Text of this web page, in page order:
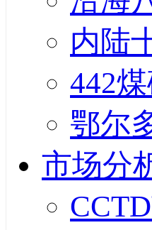
内陆
442
鄂尔
市场分